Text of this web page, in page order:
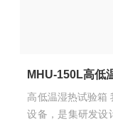
MHU-150L高低
高低温湿热试验箱 我公司专业生产环境类、力学类试验检测
设备，是集研发设